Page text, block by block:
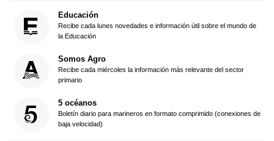
Educación
Recibe cada lunes novedades e información útil sobre el mundo de
la Educación
Somos Agro
Recibe cada miércoles la información más relevante del sector
primario
5 océanos
Boletín diario para marineros en formato comprimido (conexiones de
baja velocidad)